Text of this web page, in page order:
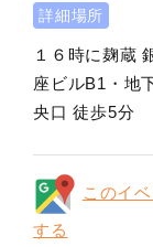
詳細場所
１６時に麹蔵
座ビルB1・地
央口 徒歩5分
このイ
する